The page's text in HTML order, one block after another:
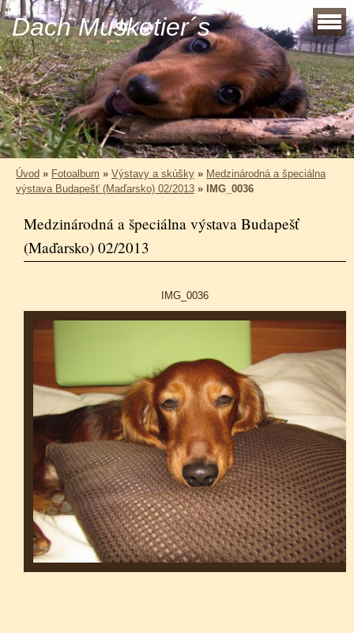
Dach Musketier´s
Úvod » Fotoalbum » Výstavy a skúšky » Medzinárodná a špeciálna
výstava Budapešť (Maďarsko) 02/2013 » IMG_0036
Medzinárodná a špeciálna výstava Budapešť
(Maďarsko) 02/2013
IMG_0036